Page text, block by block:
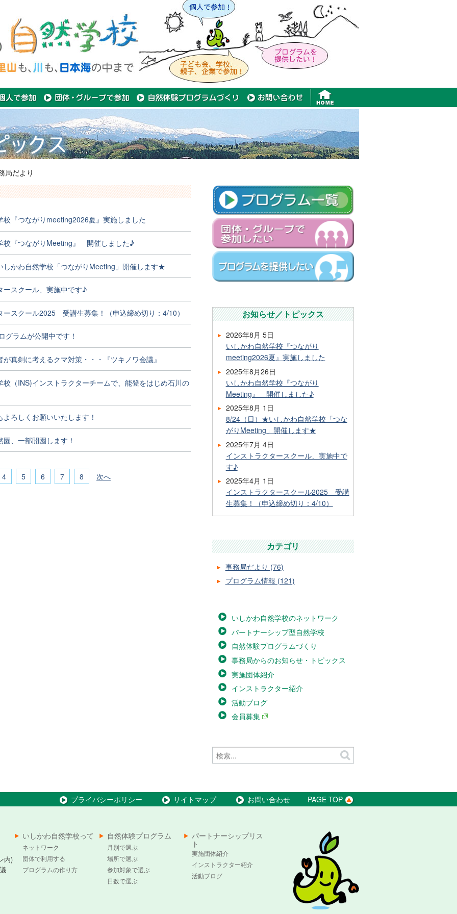
局だより
校『つながりmeeting2026夏』実施しました
校『つながりMeeting』 開催しました♪
かわ自然学校「つながりMeeting」開催します★
ースクール、実施中です♪
ースクール2025 受講生募集！（申込締め切り：4/10）
グラムが公開中です！
が真剣に考えるクマ対策・・・『ツキノワ会議』
校（INS)インストラクターチームで、能登をはじめ石川の
よろしくお願いいたします！
、一部開園します！
4 5 6 7 8 次へ
お知らせ／トピックス
2026年8月 5日
いしかわ自然学校『つながり
meeting2026夏』実施しました
2025年8月26日
いしかわ自然学校『つながり
Meeting』 開催しました♪
2025年8月 1日
8/24（日）★いしかわ自然学校「つな
がりMeeting」開催します★
2025年7月 4日
インストラクタースクール、実施中で
す♪
2025年4月 1日
インストラクタースクール2025 受講
生募集！（申込締め切り：4/10）
カテゴリ
事務局だより (76)
プログラム情報 (121)
いしかわ自然学校のネットワーク
パートナーシップ型自然学校
自然体験プログラムづくり
事務局からのお知らせ・トピックス
実施団体紹介
インストラクター紹介
活動ブログ
会員募集
プライバシーポリシー サイトマップ お問い合わせ PAGE TOP
内)
いしかわ自然学校って
ネットワーク
団体で利用する
プログラムの作り方
自然体験プログラム
月別で選ぶ
場所で選ぶ
参加対象で選ぶ
日数で選ぶ
パートナーシップリス
ト
実施団体紹介
インストラクター紹介
活動ブログ